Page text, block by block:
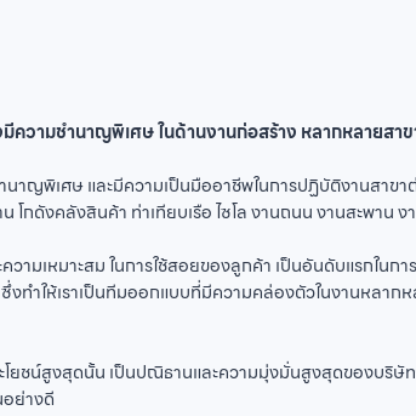
วามชำนาญพิเศษ ในด้านงานก่อสร้าง หลากหลายส
าญพิเศษ และมีความเป็นมืออาชีพในการปฏิบัติงานสาข
กดังคลังสินค้า ท่าเทียบเรือ ไซโล งานถนน งานสะพา
ามเหมาะสม ในการใช้สอยของลูกค้า เป็นอันดับแรกใ
ให้เราเป็นทีมออกแบบที่มีความคล่องตัวในงานหลากห
โยชน์สูงสุดนั้น เป็นปณิธานและความมุ่งมั่นสูงสุดของบ
อย่างดี